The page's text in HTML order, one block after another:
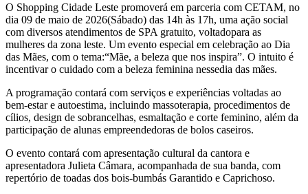
O Shopping Cidade Leste promoverá em parceria com CETAM, no
dia 09 de maio de 2026(Sábado) das 14h às 17h, uma ação social
com diversos atendimentos de SPA gratuito, voltadopara as
mulheres da zona leste. Um evento especial em celebração ao Dia
das Mães, com o tema:“Mãe, a beleza que nos inspira”. O intuito é
incentivar o cuidado com a beleza feminina nessedia das mães.
A programação contará com serviços e experiências voltadas ao
bem-estar e autoestima, incluindo massoterapia, procedimentos de
cílios, design de sobrancelhas, esmaltação e corte feminino, além da
participação de alunas empreendedoras de bolos caseiros.
O evento contará com apresentação cultural da cantora e
apresentadora Julieta Câmara, acompanhada de sua banda, com
repertório de toadas dos bois-bumbás Garantido e Caprichoso.